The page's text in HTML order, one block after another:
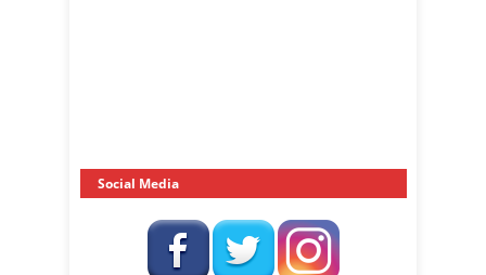
Social Media